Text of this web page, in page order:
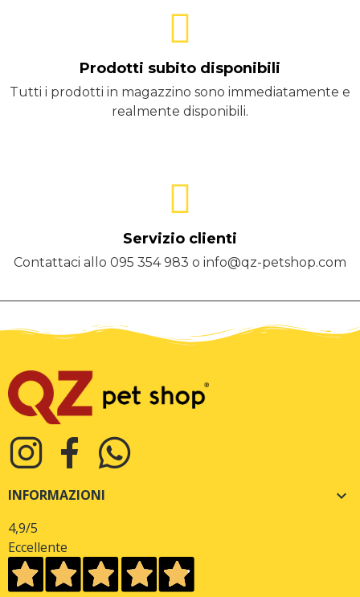
Prodotti subito disponibili
Tutti i prodotti in magazzino sono immediatamente e
realmente disponibili.
Servizio clienti
Contattaci allo 095 354 983 o info@qz-petshop.com
INFORMAZIONI 
4,9/5
Eccellente